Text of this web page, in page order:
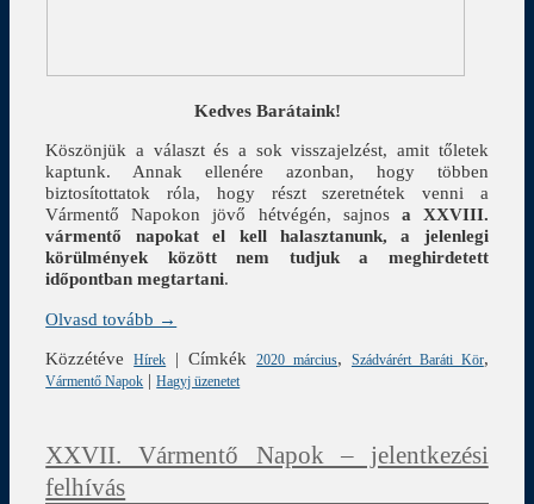
Kedves Barátaink!
Köszönjük a választ és a sok visszajelzést, amit tőletek
kaptunk. Annak ellenére azonban, hogy többen
biztosítottatok róla, hogy részt szeretnétek venni a
Vármentő Napokon jövő hétvégén, sajnos a XXVIII.
vármentő napokat el kell halasztanunk, a jelenlegi
körülmények között nem tudjuk a meghirdetett
időpontban megtartani.
Olvasd tovább →
Közzétéve
Hírek |Címkék 2020 március, Szádvárért Baráti Kör,
Vármentő Napok |Hagyj üzenetet
XXVII. Vármentő Napok – jelentkezési
felhívás